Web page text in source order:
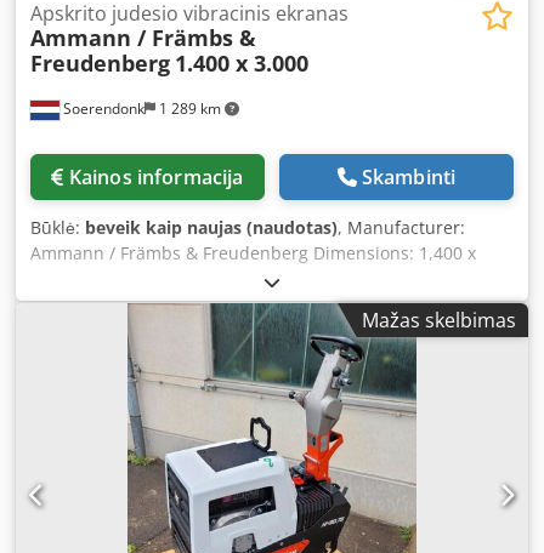
Soerendonk 1 289 km
Apskrito judesio vibracinis ekranas
Ammann / Främbs &
Freudenberg 1.400 x 3.000
Kainos informacija Skambinti
Būklė: beveik kaip naujas (naudotas), Manufacturer:
Ammann / Främbs & Freudenberg Dimensions: 1,400 x
3,000 mm Dodpeg Snutsfx Aa Eokr Included: – Drive unit –
Cardan shafts – Spring elements The screening machine
has been overhauled, sandblasted, and painted.Mažas skelbimas